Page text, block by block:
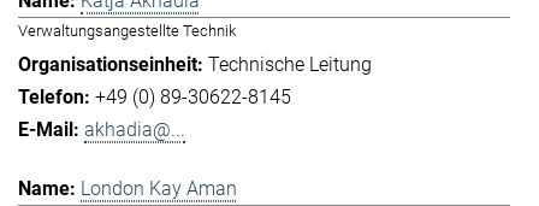
Verwaltungsangestellte Technik
Technische Leitung
+49 (0) 89-30622-8145
akhadia@...
London Kay Aman